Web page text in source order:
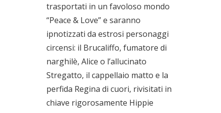
trasportati in un favoloso mondo
“Peace & Love” e saranno
ipnotizzati da estrosi personaggi
circensi: il Brucaliffo, fumatore di
narghilè, Alice o l’allucinato
Stregatto, il cappellaio matto e la
perfida Regina di cuori, rivisitati in
chiave rigorosamente Hippie